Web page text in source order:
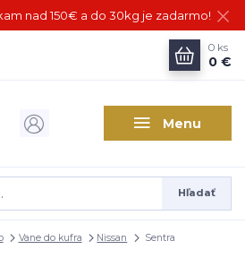
nad 150€ a do 30kg je zadarmo!
Menu
Hľadať
0 ks
0 €
Vane do kufra Nissan Sentra